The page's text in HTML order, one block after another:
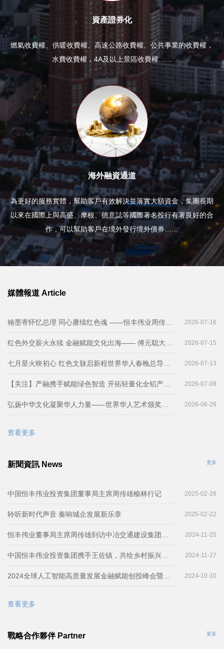
資產證券化
燃氣收費權、供暖收費權、高速公路收費權、公共事業的收費權，
水費收費權，4A及以上景區收費權……
海外融資通道
為更好的服務實體，幫助客戶有效解決並落實大額資金，集團長期
以來在國際上與高盛、摩根、德意誌等國際著名投行有著良好的合
作，可以幫助客戶在境外發行境外債券……
媒體報道 Article
2026-07-16
2026-07-15
2026-07-13
2026-07-08
2026-06-29
查看更多
新聞資訊 News 更多
中国恒丰伟业投资集团董事局主席周传雄榆林行记 2025-02-26
聆听新时代声音 奏响城企发展新乐章 2025-02-22
2024-11-25
2024-11-27
2024-10-10
查看更多
戰略合作夥伴 Partner 更多